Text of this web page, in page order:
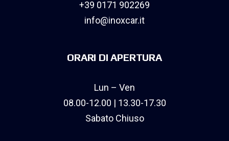
+39 0171 902269
info@inoxcar.it
ORARI DI APERTURA
Lun – Ven
08.00-12.00 | 13.30-17.30
Sabato Chiuso